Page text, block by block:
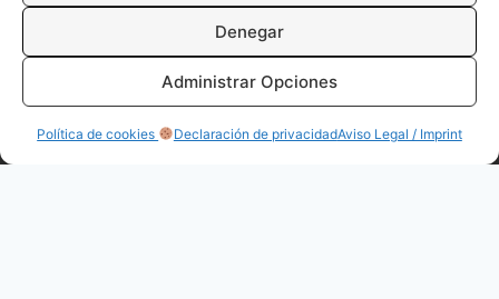
Denegar
Administrar Opciones
Política de cookies Declaración de privacidadAviso Legal / Imprint
Política de Privacidad